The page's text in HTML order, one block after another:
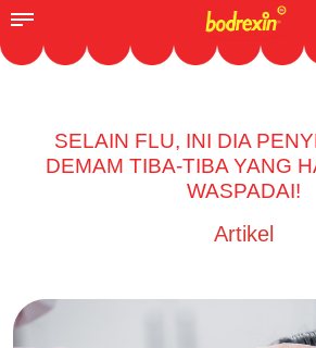
SELAIN FLU, INI DIA
DEMAM TIBA-TIBA YANG
WASPADAI!
Artikel